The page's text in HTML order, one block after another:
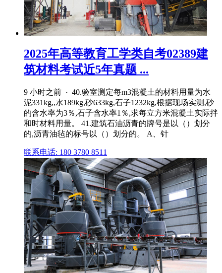
2025年高等教育工学类自考02389建
筑材料考试近5年真题 ...
9 小时之前 · 40.验室测定每m3混凝土的材料用量为水
泥331kg,,水189kg,砂633kg,石子1232kg,根据现场实测,砂
的含水率为3％,石子含水率1％,求每立方米混凝土实际拌
和时材料用量。 41.建筑石油沥青的牌号是以（）划分
的,沥青油毡的标号以（）划分的。 A、针
联系电话: 180 3780 8511